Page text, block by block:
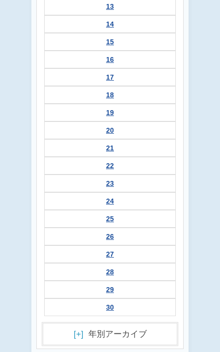
13
14
15
16
17
18
19
20
21
22
23
24
25
26
27
28
29
30
[+] 年別アーカイブ